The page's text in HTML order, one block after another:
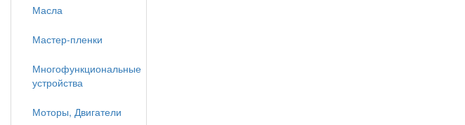
Масла
Мастер-пленки
Многофункциональные
устройства
Моторы, Двигатели